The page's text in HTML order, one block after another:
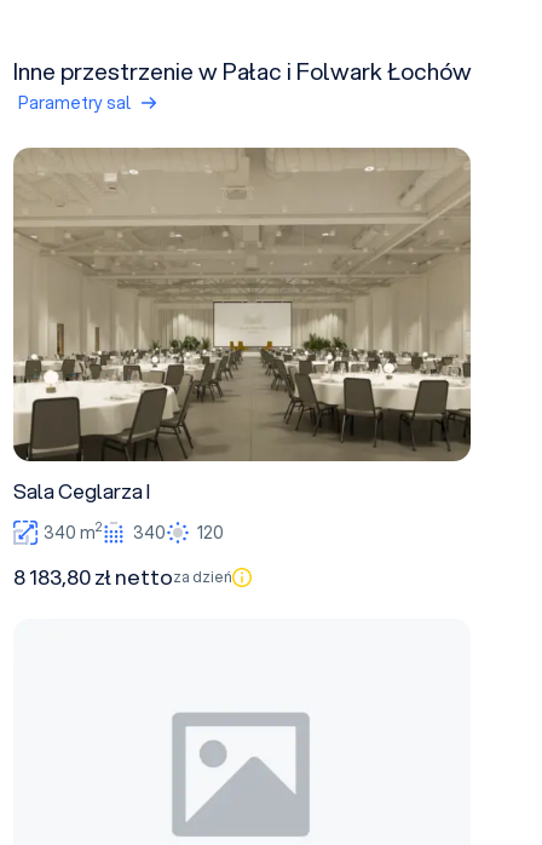
Inne przestrzenie w Pałac i Folwark Łochów
Parametry sal
Sala Ceglarza I
Sala Ceglarza I
340 m2 340 120
8 183,80 zł nettoza dzień